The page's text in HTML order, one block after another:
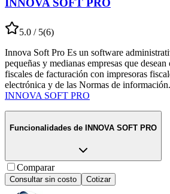
INNOVA SOFT PRO
5.0 / 5(6)
Innova Soft Pro Es un software
pequeñas y medianas empresas que
fiscales de facturación con impresoras
electrónica y de las Normas de información
INNOVA SOFT PRO
Funcionalidades de INNOVA SOFT PRO
Comparar
Consultar sin costo Cotizar